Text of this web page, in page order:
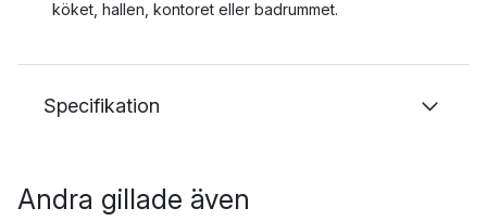
köket, hallen, kontoret eller badrummet.
Specifikation
Andra gillade även